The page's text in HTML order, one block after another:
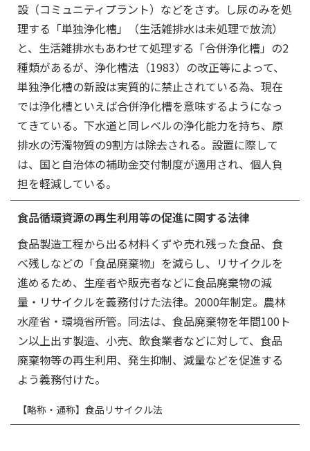
設（コミュニティプラント）などをさす。し尿のみを処
理する「単独浄化槽」（生活雑排水は未処理で放流）
と、生活雑排水もあわせて処理する「合併浄化槽」の2
種類があるが、浄化槽法（1983）の改正等によって、
単独浄化槽の新設は実質的に禁止されている為、現在
では浄化槽といえば合併浄化槽を意味するようになっ
てきている。下水道と同レベルの浄化能力を持ち、原
排水の汚濁物質の9割方は除去される。設置に際して
は、国と自治体の補助金交付制度が適用され、個人負
担を軽減している。
食品循環資源の再生利用等の促進に関する法律
食品製造工程から出る材料くずや売れ残った食品、食
べ残しなどの「食品廃棄物」を減らし、リサイクルを
進めるため、生産者や販売者などに食品廃棄物の減
量・リサイクルを義務付けた法律。2000年制定。農林
水産省・環境省所管。同法は、食品廃棄物を年間100ト
ン以上出す製造、小売、飲食業者などに対して、食品
廃棄物等の再生利用、発生抑制、減量などを促進する
よう義務付けた。
【略称・通称】食品リサイクル法